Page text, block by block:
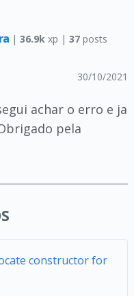
| 36.9k xp | 37posts
30/10/2021
achar o erro e ja
pela
constructor for